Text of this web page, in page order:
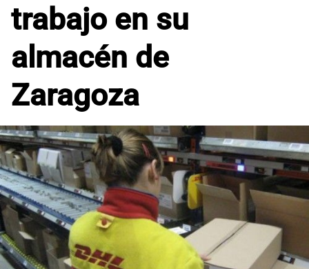
trabajo en su
almacén de
Zaragoza